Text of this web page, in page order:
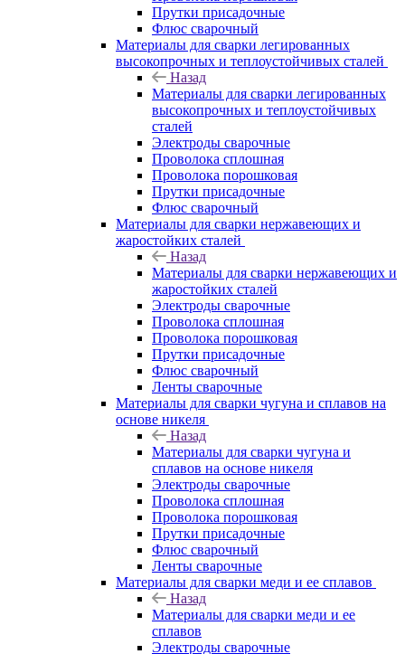
Прутки присадочные
Флюс сварочный
Материалы для сварки легированных
высокопрочных и теплоустойчивых сталей
Назад
Материалы для сварки легированных
высокопрочных и теплоустойчивых
сталей
Электроды сварочные
Проволока сплошная
Проволока порошковая
Прутки присадочные
Флюс сварочный
Материалы для сварки нержавеющих и
жаростойких сталей
Назад
Материалы для сварки нержавеющих и
жаростойких сталей
Электроды сварочные
Проволока сплошная
Проволока порошковая
Прутки присадочные
Флюс сварочный
Ленты сварочные
Материалы для сварки чугуна и сплавов на
основе никеля
Назад
Материалы для сварки чугуна и
сплавов на основе никеля
Электроды сварочные
Проволока сплошная
Проволока порошковая
Прутки присадочные
Флюс сварочный
Ленты сварочные
Материалы для сварки меди и ее сплавов
Назад
Материалы для сварки меди и ее
сплавов
Электроды сварочные